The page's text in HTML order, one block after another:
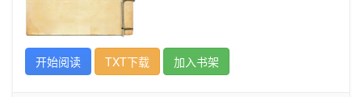
开始阅读 TXT下载 加入书架